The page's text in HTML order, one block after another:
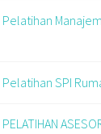
Pelatihan
Pelatihan SPI
PELATIHAN